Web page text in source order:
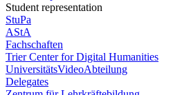
Student representation
StuPa
AStA
Fachschaften
Trier Center for Digital Humanities
UniversitätsVideoAbteilung
Delegates